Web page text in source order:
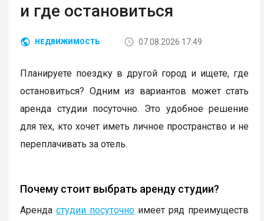
и где остановиться
НЕДВИЖИМОСТЬ 07.08.2026 17:49
Планируете поездку в другой город и ищете, где
остановиться? Одним из вариантов может стать
аренда студии посуточно. Это удобное решение
для тех, кто хочет иметь личное пространство и не
переплачивать за отель.
Почему стоит выбрать аренду студии?
Арендастудии посуточно имеет ряд преимуществ